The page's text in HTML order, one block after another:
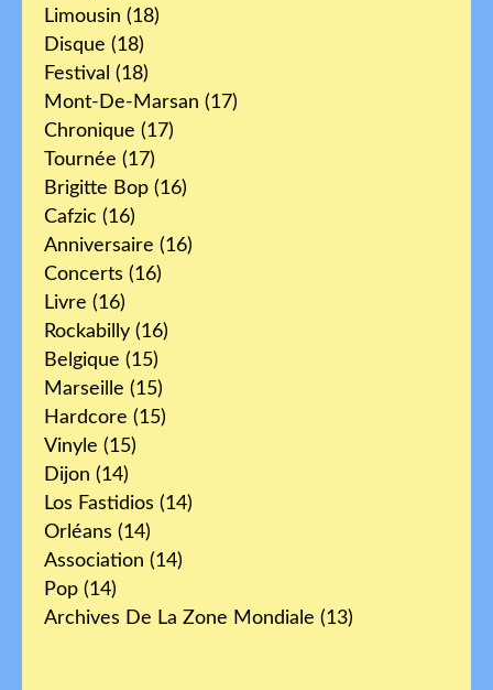
Limousin (18)
Disque (18)
Festival (18)
Mont-De-Marsan (17)
Chronique (17)
Tournée (17)
Brigitte Bop (16)
Cafzic (16)
Anniversaire (16)
Concerts (16)
Livre (16)
Rockabilly (16)
Belgique (15)
Marseille (15)
Hardcore (15)
Vinyle (15)
Dijon (14)
Los Fastidios (14)
Orléans (14)
Association (14)
Pop (14)
Archives De La Zone Mondiale (13)